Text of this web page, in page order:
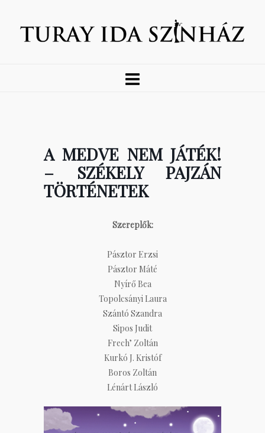
A MEDVE NEM JÁTÉK!
– SZÉKELY PAJZÁN
TÖRTÉNETEK
Szereplők:
Pásztor Erzsi
Pásztor Máté
Nyírő Bea
Topolcsányi Laura
Szántó Szandra
Sipos Judit
Frech’ Zoltán
Kurkó J. Kristóf
Boros Zoltán
Lénárt László